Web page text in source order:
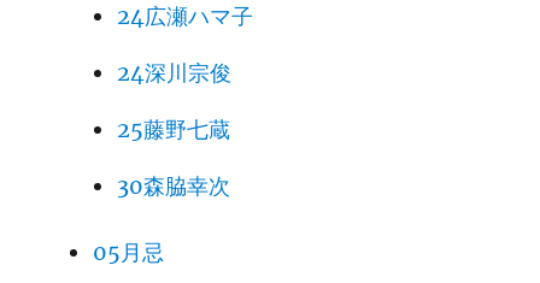
24広瀬ハマ子
24深川宗俊
25藤野七蔵
30森脇幸次
05月忌